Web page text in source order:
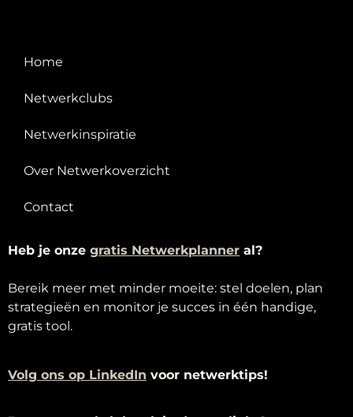
Home
Netwerkclubs
Netwerkinspiratie
Over Netwerkoverzicht
Contact
Heb je onze gratis Netwerkplanner al?
Bereik meer met minder moeite: stel doelen, plan
strategieën en monitor je succes in één handige,
gratis tool.
Volg ons op LinkedIn voor netwerktips!